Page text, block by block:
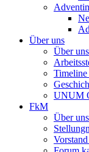
Über uns
Über uns
Timeline
UNUM
FkM
Über